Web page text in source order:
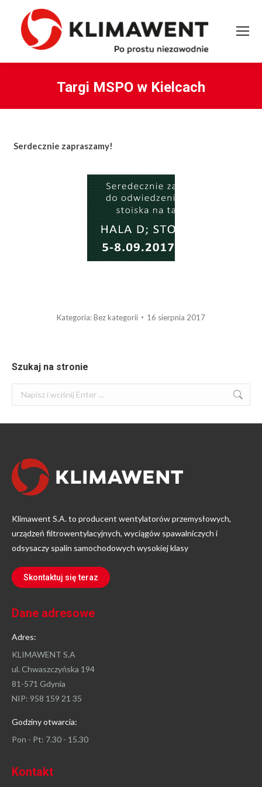
Targi MSPO w Kielcach
Serdecznie zapraszamy!
Kategoria:Bez kategorii 16 sierpnia 2017
Szukaj na stronie
Szukaj:
Klimawent S.A. to producent wentylatorów przemysłowych,
urządzeń filtrowentylacyjnych, wyciągów spawalniczych i
odsysaczy spalin samochodowych wysokiej klasy
Skontaktuj się teraz
Dane adresowe
Adres:
KLIMAWENT S.A
ul. Chwaszczyńska 194
81-571 Gdynia
NIP: 958 159 21 35
Godziny otwarcia:
Pon - Pt: 7.30 - 15.30
Kontakt